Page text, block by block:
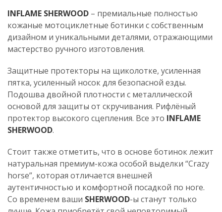
INFLAME SHERWOOD – премиальные полностью
кожаные мотоциклетные ботинки с собственным
дизайном и уникальными деталями, отражающими
мастерство ручного изготовления.
Защитные протекторы на щиколотке, усиленная
пятка, усиленный носок для безопасной езды.
Подошва двойной плотности с металлической
основой для защиты от скручивания. Рифлёный
протектор высокого сцепления. Все это INFLAME
SHERWOOD.
Стоит также отметить, что в основе ботинок лежит
натуральная премиум-кожа особой выделки “Crazy
horse”, которая отличается внешней
аутентичностью и комфортной посадкой по ноге.
Со временем ваши SHERWOOD-ы станут только